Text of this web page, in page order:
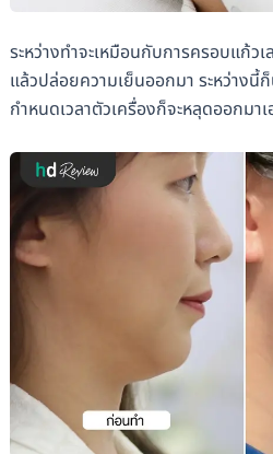
ระหว่างทำจะเหมือนกับการครอบแก้วเ
แล้วปล่อยความเย็นออกมา ระหว่างนี้
กำหนดเวลาตัวเครื่องก็จะหลุดออกมาเ